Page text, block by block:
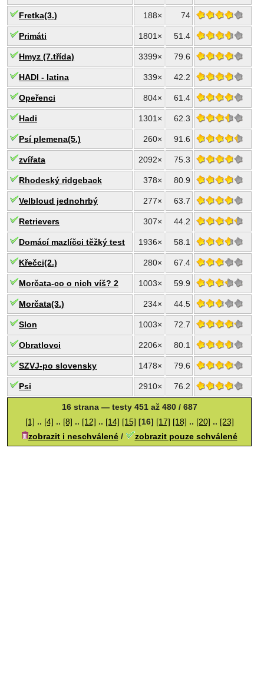
Fretka(3.) 188× 74
Primáti 1801× 51.4
Hmyz (7.třída) 3399× 79.6
HADI - latina 339× 42.2
Opeřenci 804× 61.4
Hadi 1301× 62.3
Psí plemena(5.) 260× 91.6
zvířata 2092× 75.3
Rhodeský ridgeback 378× 80.9
Velbloud jednohrbý 277× 63.7
Retrievers 307× 44.2
Domácí mazlíčci těžký test 1936× 58.1
Křečci(2.) 280× 67.4
Morčata-co o nich víš? 2 1003× 59.9
Morčata(3.) 234× 44.5
Slon 1003× 72.7
Obratlovci 2206× 80.1
SZVJ-po slovensky 1478× 79.6
Psi 2910× 76.2
16 strana — testy 451 až 480 / 687
[1] .. [4] .. [8] .. [12] .. [14] [15] [16] [17] [18] .. [20] .. [23]
zobrazit i neschválené/ zobrazit pouze schválené